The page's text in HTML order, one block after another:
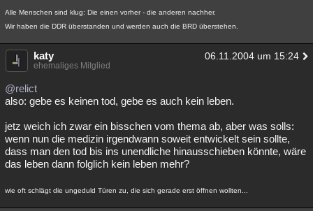
Alle Menschen sind klug: Die einen vorher - die anderen nachher.
Wir haben die DDR überstanden und werden auch die BRD überstehen.
katy 06.11.2004 um 15:24
ehemaliges Mitglied
@relict
also: gebe es keinen tod, gebe es auch kein leben.
jetz weich ich zwar ein bisschen vom thema ab, aber was solls:
wenn nun die medizin irgendwann soweit entwickelt sein sollte,
dass man den tod bis ins unendliche hinausschieben könnte, wäre
das leben dann folglich kein leben mehr?
wie oft schlägt die ungeduld Türen zu, die sich gerade erst öffnen wollten...